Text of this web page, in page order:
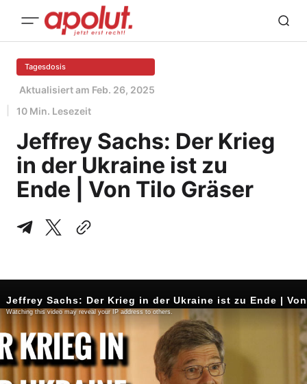
Tagesdosis
Aktualisiert am Feb. 26, 2025
10 Min. Lesezeit
Jeffrey Sachs: Der Krieg
in der Ukraine ist zu
Ende | Von Tilo Gräser